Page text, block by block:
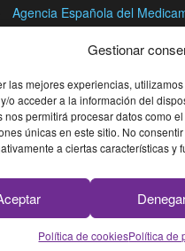
Gestionar
las mejores experiencias,
o acceder a la información del
nos permitirá procesar datos como
únicas en este sitio. No
a ciertas características y
Política de cookiesPolítica de
Agencia Española del
Farmacéuticos
todos los derechos